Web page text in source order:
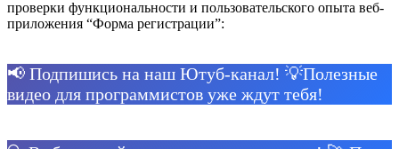
проверки функциональности и пользовательского опыта веб-
приложения “Форма регистрации”:
📢 Подпишись на наш Ютуб-канал! 💡Полезные
видео для программистов уже ждут тебя!